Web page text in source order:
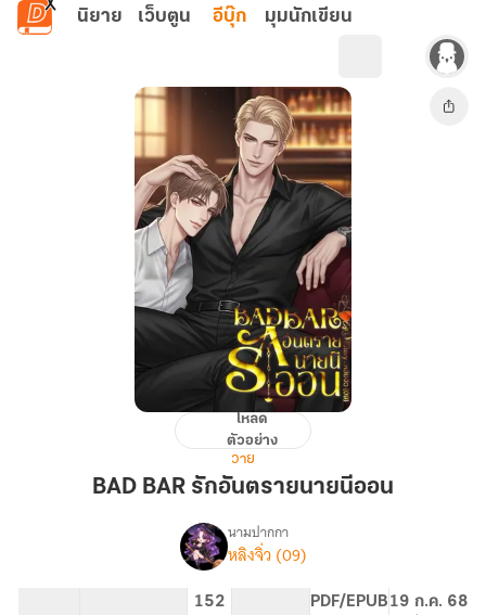
ข้ามไปยังเนื้อหาหลัก
นิยาย เว็บตูน อีบุ๊ก มุมนักเขียน
รัก
โหลด
ตัวอย่าง
วาย
BAD BAR รักอันตรายนายนีออน
เรื่องBAD
นามปากกา
หลิงจิ่ว (09)
152 PDF/EPUB19 ก.ค. 68